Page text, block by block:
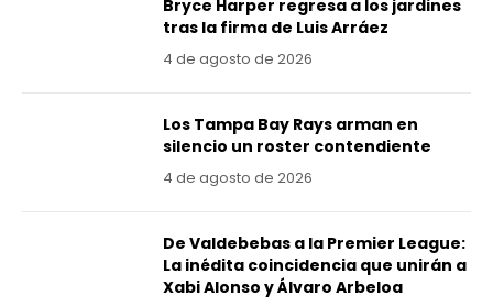
Bryce Harper regresa a los jardines
tras la firma de Luis Arráez
4 de agosto de 2026
Los Tampa Bay Rays arman en
silencio un roster contendiente
4 de agosto de 2026
De Valdebebas a la Premier League:
La inédita coincidencia que unirán a
Xabi Alonso y Álvaro Arbeloa